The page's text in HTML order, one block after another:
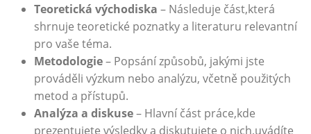
Teoretická ​východiska – Následuje část,která
shrnuje teoretické poznatky a literaturu relevantní
‌pro vaše téma.
Metodologie– ⁢Popsání způsobů, jakými jste
prováděli výzkum nebo analýzu, včetně použitých
metod a přístupů.
Analýza a ⁢diskuse– Hlavní část práce,kde
⁤prezentujete výsledky a diskutujete o nich,uvádíte